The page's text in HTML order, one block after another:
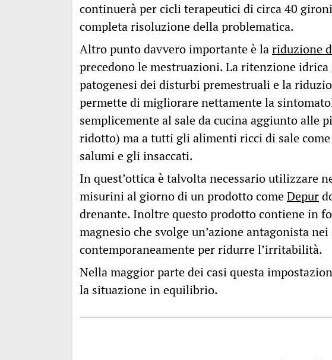
continuerà per cicli terapeutici di circa 40
completa risoluzione della problematica.
Altro punto davvero importante è lariduzione
precedono le mestruazioni. La ritenzione
patogenesi dei disturbi premestruali e la
permette di migliorare nettamente la
semplicemente al sale da cucina aggiunto alle
ridotto) ma a tutti gli alimenti ricci di sale
salumi e gli insaccati.
In quest’ottica è talvolta necessario utilizzare
misurini al giorno di un prodotto comeDepur
drenante. Inoltre questo prodotto contiene in
magnesio che svolge un’azione antagonista
contemporaneamente per ridurre l’irritabilità.
Nella maggior parte dei casi questa
la situazione in equilibrio.